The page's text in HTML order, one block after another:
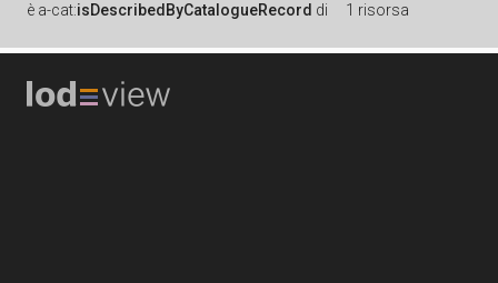
è a-cat:isDescribedByCatalogueRecord di 1 risorsa